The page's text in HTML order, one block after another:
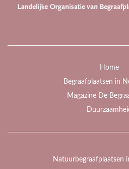
Home
Begraafplaatsen in
Magazine De
Natuurbegraafplaatsen